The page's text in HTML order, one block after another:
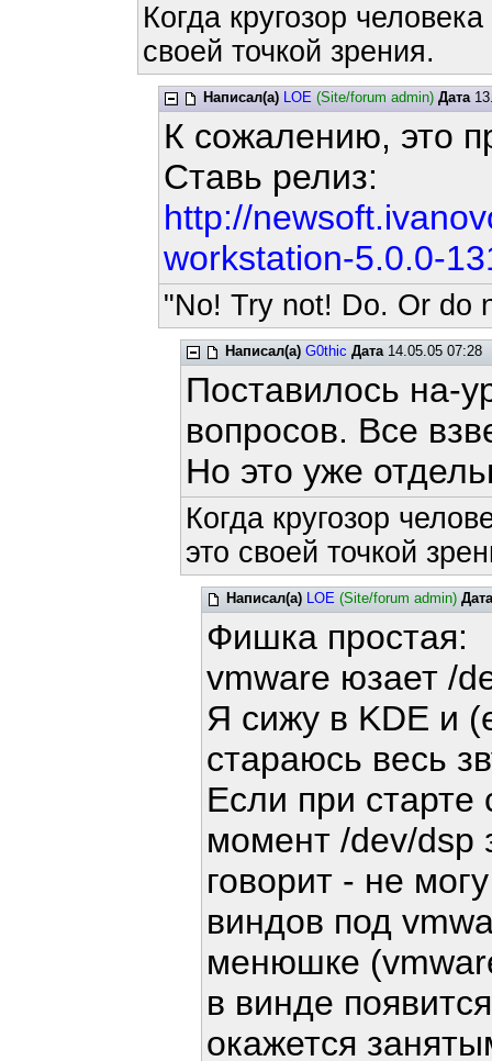
Когда кругозор
своей точкой зрения.
Написал(а) LOE (Site/forum admin) Дата
К сожалению, это
Ставь релиз:
http://
workstation-5.0.0-
"No! Try not! Do. Or do
Написал(а) G0thic Дата14.05.05 07:28
Поставилось на-
вопросов. Все
Но это уже
Когда кругозор
это своей точкой
Написал(а) LOE (Site/forum admin) Дата
Фишка простая:
vmware юзает /
Я сижу в KDE и
стараюсь весь
Если при
момент /dev/dsp
говорит - не
виндов под
менюшке
в винде
окажется